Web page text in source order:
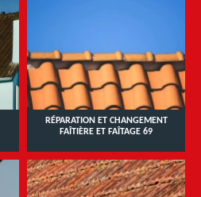
RÉPARATION ET CHANGEMENT
FAÎTIÈRE ET FAÎTAGE 69